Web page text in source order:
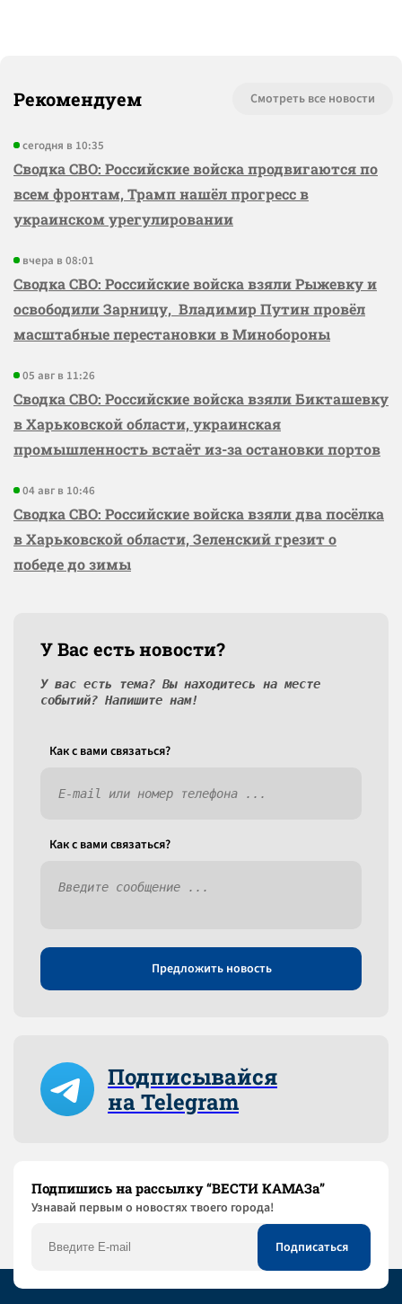
Рекомендуем Смотреть все новости
сегодня в 10:35
Сводка СВО: Российские войска продвигаются по
всем фронтам, Трамп нашёл прогресс в
украинском урегулировании
вчера в 08:01
Сводка СВО: Российские войска взяли Рыжевку и
освободили Зарницу, Владимир Путин провёл
масштабные перестановки в Минобороны
05 авг в 11:26
Сводка СВО: Российские войска взяли Бикташевку
в Харьковской области, украинская
промышленность встаёт из-за остановки портов
04 авг в 10:46
Сводка СВО: Российские войска взяли два посёлка
в Харьковской области, Зеленский грезит о
победе до зимы
У Вас есть новости?
У вас есть тема? Вы находитесь на месте
событий? Напишите нам!
Как c вами связаться?
Как c вами связаться?
Предложить новость
Подписывайся
на Telegram
Подпишись на рассылку “ВЕСТИ КАМАЗа”
Узнaвай первым о новостях твоего города!